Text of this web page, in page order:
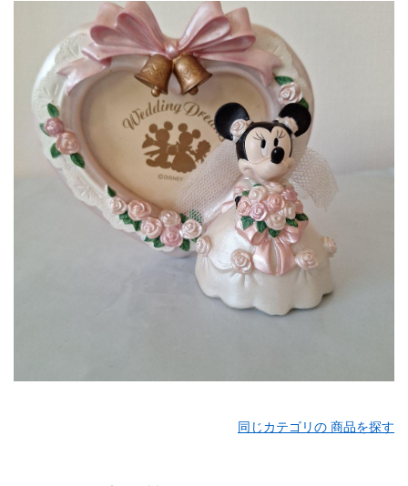
同じカテゴリの 商品を探す